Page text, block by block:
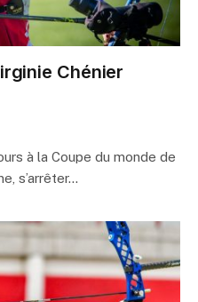
Chénier
à la Coupe du monde de
s’arrêter…